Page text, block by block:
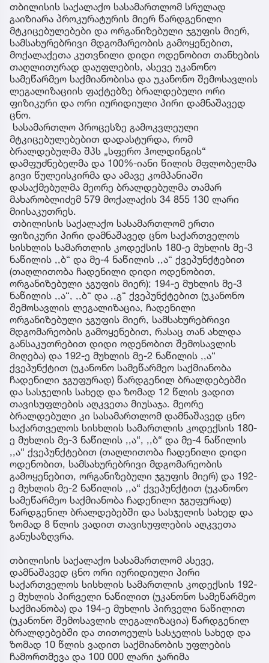
თბილისის საქალაქო სასამართლომ სრულად
გაიზიარა პროკურატურის მიერ წარდგენილი
მტკიცებულებები და ორგანიზებული ჯგუფის მიერ,
სამსახურებრივი მდგომარეობის გამოყენებით,
მოქალაქეთა კუთვნილი დიდი ოდენობით თანხების
თაღლითურად დაუფლების, ასევე უკანონო
სამეწარმეო საქმიანობისა და უკანონო შემოსავლის
ლეგალიზაციის ფაქტებზე ბრალდებული ორი
ფიზიკური და ორი იურიდიული პირი დამნაშავედ
ცნო.
სასამართლო პროცესზე გამოკვლეული
მტკიცებულებებით დადასტურდა, რომ
ბრალდებულმა შპს „სფერო ჰოლდინგის“
დამფუძნებელმა და 100%-იანი წილის მფლობელმა
გივი წულეისკირმა და ამავე კომპანიაში
დასაქმებულმა მეორე ბრალდებულმა თამარ
მახარობლიძემ 579 მოქალაქის 34 855 130 ლარი
მიისაკუთრეს.
თბილისის საქალაქო სასამართლომ ერთი
ფიზიკური პირი დამნაშავედ ცნო საქართველოს
სისხლის სამართლის კოდექსის 180-ე მუხლის მე-3
ნაწილის ,,ბ“ და მე-4 ნაწილის ,,ა“ ქვეპუნქტებით
(თაღლითობა ჩადენილი დიდი ოდენობით,
ორგანიზებული ჯგუფის მიერ); 194-ე მუხლის მე-3
ნაწილის ,,ა“, ,,ბ“ და ,,გ“ ქვეპუნქტებით (უკანონო
შემოსავლის ლეგალიზაცია, ჩადენილი
ორგანიზებული ჯგუფის მიერ, სამსახურებრივი
მდგომარეობის გამოყენებით, რასაც თან ახლდა
განსაკუთრებით დიდი ოდენობით შემოსავლის
მიღება) და 192-ე მუხლის მე-2 ნაწილის ,,ა“
ქვეპუნქტით (უკანონო სამეწარმეო საქმიანობა
ჩადენილი ჯგუფურად) წარდგენილ ბრალდებებში
და სასჯელის სახედ და ზომად 12 წლის ვადით
თავისუფლების აღკვეთა მიუსაჯა. მეორე
ბრალდებული კი სასამართლომ დამნაშავედ ცნო
საქართველოს სისხლის სამართლის კოდექსის 180-
ე მუხლის მე-3 ნაწილის ,,ა“, ,,ბ“ და მე-4 ნაწილის
,,ა“ ქვეპუნქტებით (თაღლითობა ჩადენილი დიდი
ოდენობით, სამსახურებრივი მდგომარეობის
გამოყენებით, ორგანიზებული ჯგუფის მიერ) და 192-
ე მუხლის მე-2 ნაწილის ,,ა“ ქვეპუნქტით (უკანონო
სამეწარმეო საქმიანობა ჩადენილი ჯგუფურად)
წარდგენილ ბრალდებებში და სასჯელის სახედ და
ზომად 8 წლის ვადით თავისუფლების აღკვეთა
განუსაზღვრა.
თბილისის საქალაქო სასამართლომ ასევე,
დამნაშავედ ცნო ორი იურიდიული პირი
საქართველოს სისხლის სამართლის კოდექსის 192-
ე მუხლის პირველი ნაწილით (უკანონო სამეწარმეო
საქმიანობა) და 194-ე მუხლის პირველი ნაწილით
(უკანონო შემოსავლის ლეგალიზაცია) წარდგენილ
ბრალდებებში და თითოეულს სასჯელის სახედ და
ზომად 10 წლის ვადით საქმიანობის უფლების
ჩამორთმევა და 100 000 ლარი ჯარიმა